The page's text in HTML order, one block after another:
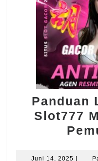
Panduan
Slot777
Juni 14, 2025 Juni
|